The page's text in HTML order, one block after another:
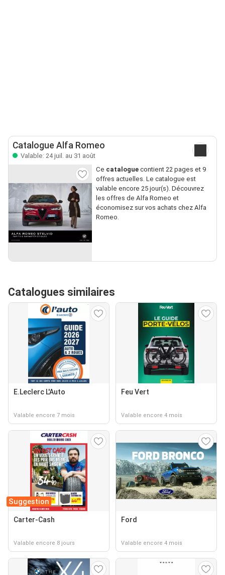
Catalogue Alfa Romeo
Valable: 24 juil. au 31 août
Ce cataloguecontient 22 pages et 9
offres actuelles. Le catalogue est
valable encore 25 jour(s). Découvrez
les offres de Alfa Romeo et
économisez sur vos achats chez Alfa
Romeo.
Catalogues similaires
E.Leclerc L'Auto
Valable encore 7 mois
Feu Vert
Valable encore 4 mois
Suggestion
Carter-Cash
Valable encore 8 jours
Ford
Valable encore 4 mois